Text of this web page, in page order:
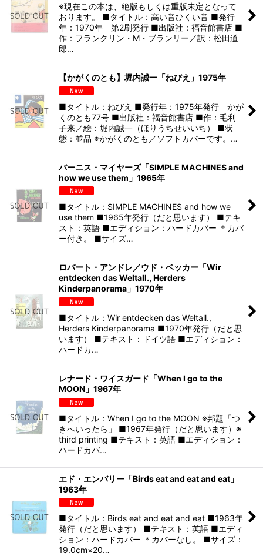
※現在この本は、絶版もしくは重版未定となって
おります。 ■タイトル：高い音ひくい音 ■発行
年：1970年 第2刷発行 ■出版社：福音館書店 ■
作：フランクリン・M・ブランリー／訳：松田道
郎…
【かがくのとも】堀内誠一「ねびえ」1975年
■タイトル：ねびえ ■発行年：1975年発行 かが
くのとも77号 ■出版社：福音館書店 ■作：毛利
子来／絵：堀内誠一（ほりうちせいいち） ■状
態：並品 ※かがくのとも／ソフトカバーです。…
バーニス・マイヤーズ「SIMPLE MACHINES and
how we use them」1965年
■タイトル：SIMPLE MACHINES and how we
use them ■1965年発行（だと思います） ■テキ
スト：英語 ■エディション：ハードカバー ＊カバ
ー付き。 ■サイズ…
ロバート・アンドレ／ウド・ベッカー「Wir
entdecken das Weltall., Herders
Kinderpanorama」1970年
■タイトル：Wir entdecken das Weltall.,
Herders Kinderpanorama ■1970年発行（だと思
います） ■テキスト：ドイツ語 ■エディション：
ハードカ…
レナード・ワイスガード「When I go to the
MOON」1967年
■タイトル：When I go to the MOON ※邦題「つ
きへいったら」 ■1967年発行（だと思います）※
third printing ■テキスト：英語 ■エディション：
ハードカバ…
エド・エンバリー「Birds eat and eat and eat」
1963年
■タイトル：Birds eat and eat and eat ■1963年
発行（だと思います） ■テキスト：英語 ■エディ
ション：ハードカバー ＊カバーなし。 ■サイズ：
19.0cm×20…